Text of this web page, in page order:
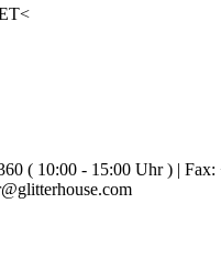
( 10:00 - 15:00 Uhr ) | Fax: